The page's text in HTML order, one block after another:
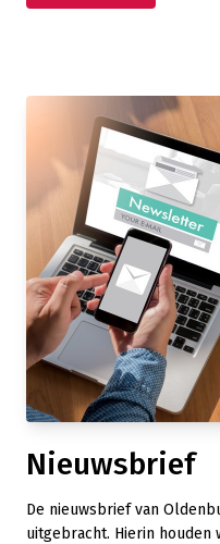
Nieuwsbrief
De nieuwsbrief van
uitgebracht. Hierin houden